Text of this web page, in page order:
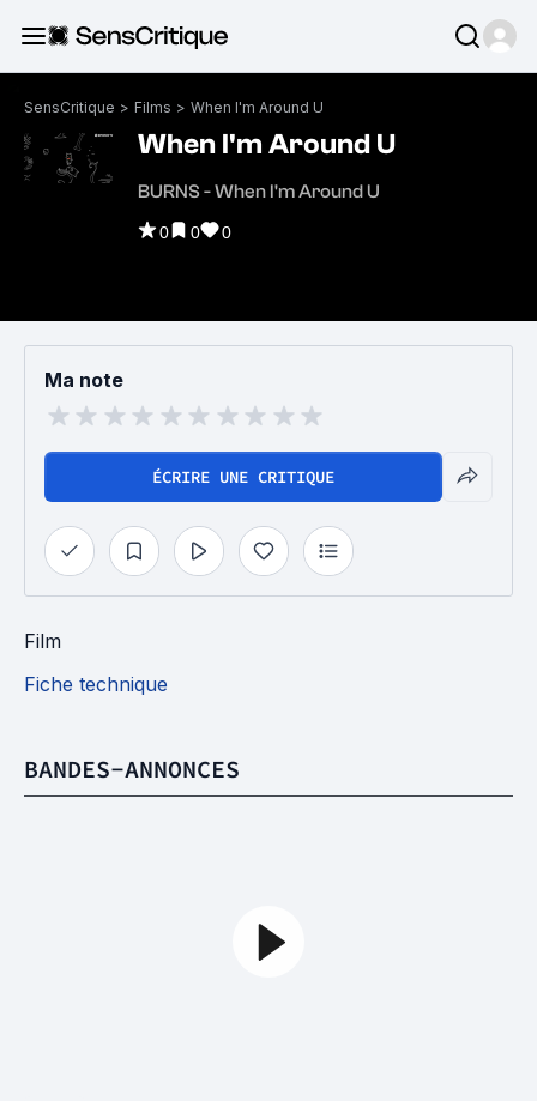
SensCritique > Films > When I'm Around U
When I'm Around U
BURNS - When I'm Around U
0 0 0
Ma note
ÉCRIRE UNE CRITIQUE
Film
Fiche technique
BANDES-ANNONCES